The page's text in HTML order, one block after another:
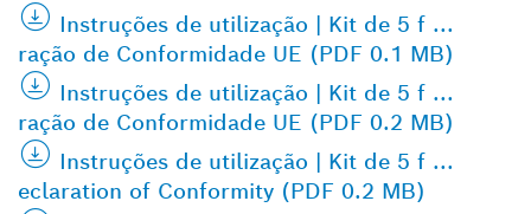
Instruções de utilização | Kit de 5 f ...
ração de Conformidade UE (PDF 0.1 MB)
Instruções de utilização | Kit de 5 f ...
ração de Conformidade UE (PDF 0.2 MB)
Instruções de utilização | Kit de 5 f ...
eclaration of Conformity (PDF 0.2 MB)